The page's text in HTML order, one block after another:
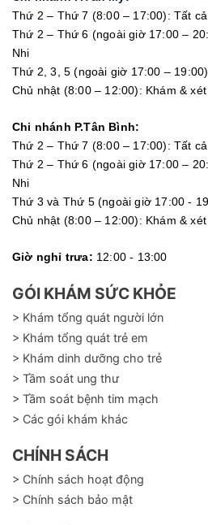
Thứ 2 – Thứ 7 (8:00 – 17:00): Tất
Thứ 2 – Thứ 6 (ngoài giờ 17:00 –
Nhi
Thứ 2, 3, 5 (ngoài giờ 17:00 –
Chủ nhật (8:00 – 12:00): Khám &
Chi nhánh P.Tân Bình:
Thứ 2 – Thứ 7 (8:00 – 17:00): Tất
Thứ 2 – Thứ 6 (ngoài giờ 17:00 –
Nhi
Thứ 3 và Thứ 5 (ngoài giờ 17:00 -
Chủ nhật (8:00 – 12:00): Khám &
Giờ nghỉ trưa: 12:00 - 13:00
GÓI KHÁM SỨC KHỎE
> Khám tổng quát người lớn
> Khám tổng quát trẻ em
> Khám dinh dưỡng cho trẻ
> Tầm soát ung thư
> Tầm soát bệnh tim mạch
> Các gói khám khác
CHÍNH SÁCH
> Chính sách hoạt động
> Chính sách bảo mật